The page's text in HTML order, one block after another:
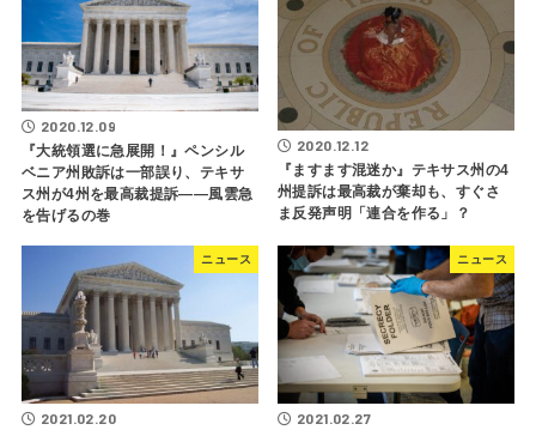
2020.12.09
『大統領選に急展開！』ペンシル
ベニア州敗訴は一部誤り、テキサ
ス州が4州を最高裁提訴――風雲急
を告げるの巻
2020.12.12
『ますます混迷か』テキサス州の4
州提訴は最高裁が棄却も、すぐさ
ま反発声明「連合を作る」？
ニュース
2021.02.20
ニュース
2021.02.27